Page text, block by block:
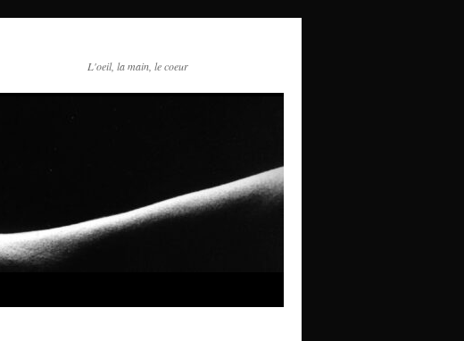
L'oeil, la main, le coeur